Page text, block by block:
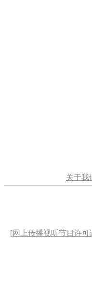
关于我
[网上传播视听节目许可